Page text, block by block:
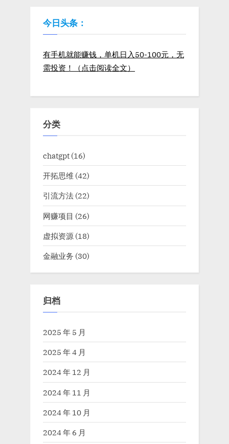
今日头条：
有手机就能赚钱，单机日入50-100元，无
需投资！（点击阅读全文）
分类
chatgpt (16)
开拓思维 (42)
引流方法 (22)
网赚项目 (26)
虚拟资源 (18)
金融业务 (30)
归档
2025 年 5 月
2025 年 4 月
2024 年 12 月
2024 年 11 月
2024 年 10 月
2024 年 6 月